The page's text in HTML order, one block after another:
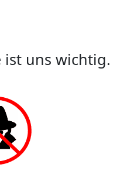
ist uns wichtig.